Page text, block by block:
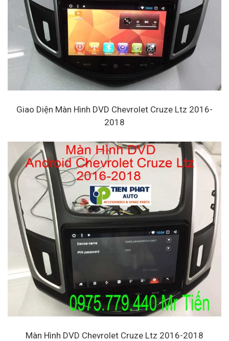
Giao Diện Màn Hình DVD Chevrolet Cruze Ltz 2016-
2018
Màn Hình DVD Chevrolet Cruze Ltz 2016-2018